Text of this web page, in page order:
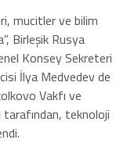
mucitler ve bilim
Birleşik Rusya
Konsey Sekreteri
İlya Medvedev de
Vakfı ve
teknoloji